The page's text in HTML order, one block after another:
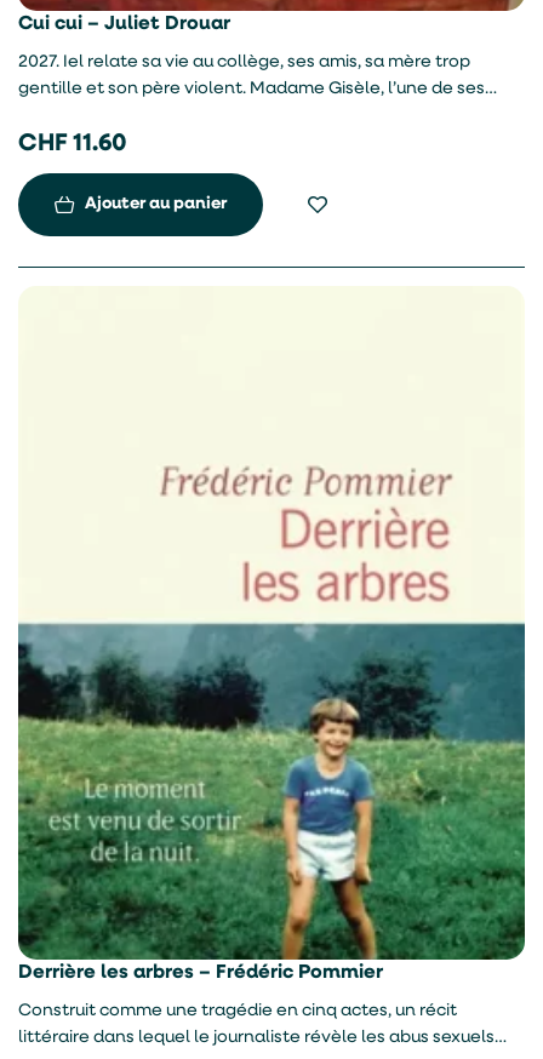
Cui cui – Juliet Drouar
2027. Iel relate sa vie au collège, ses amis, sa mère trop
gentille et son père violent. Madame Gisèle, l’une de ses
ses épaules. Premier roman.
CHF 11.60
Ajouter au panier
Derrière les arbres – Frédéric Pommier
Construit comme une tragédie en cinq actes, un récit
littéraire dans lequel le journaliste révèle les abus sexuels